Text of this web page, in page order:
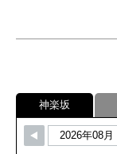
神楽坂